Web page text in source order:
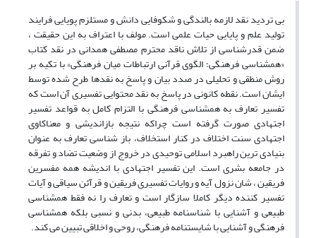
بی تردید نقد لازمه بالندگی و شکوفایی دانش و مستلزم پویایی فرایند
تولید علم و پایایی حیات علمی است. مولف با اعتراف به این حقیقت ،
ضمن قدرشناسی از تلاش ناقد محترم مصطفی همدانی در نقد کتاب
«همشناسی فرهنگی؛ الگوی قرآنی ارتباطات میان فرهنگی» با تکیه بر
روش منطقی و تحلیلی در صدد بیان و پاسخ به نقدها طرح شده توسط
ایشان است. نقطه کانونی در پاسخ به نقد محتوایی تفسیری آن است که
تفسیر تعارف به همشناسی فرهنگی با التزام کامل به قواعد تفسیر
اجتهادی صورت گرفته است چراکه نتیجه بازاندیشی و معناکاوی
اجتهادی سنت اختلاف در کنار استخلاف، باز شناسی تعارف به عنوان
بنیادی ترین راهبرد اسلامی توحیدی در خروج از وضعیت تضاد و تفرقه
در جامعه بشری است. این تفسیر اجتهادی با اندیشه همه مفسرین
فریقین ، شان نزول آیه و روایات تفسیری فریقین و قرآئن سیاقی و آیات
تفسیر کننده دیگر کاملا سازگار است و تعارف را نه فقط همشناسی
طبیعی و آشنایی با شناسنامه طبیعی، بدنی و نسبی بلکه همشناسی
فرهنگی و آشنایی با شایستنامه فرهنگی، روحی و اخلاقی تبیین می کند.